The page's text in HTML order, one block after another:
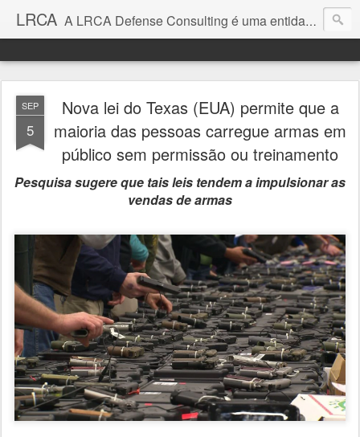
LRCA A LRCA Defense Consulting é uma entidade sem fins lucrativos que se dedica a produzir e divulgar notícias e análises sobre as Empresas de Defesa. Não somos jornalistas e nem este é um blog jornalístico.
SEP
5
Nova lei do Texas (EUA) permite que a
maioria das pessoas carregue armas em
público sem permissão ou treinamento
Pesquisa sugere que tais leis tendem a impulsionar as
vendas de armas